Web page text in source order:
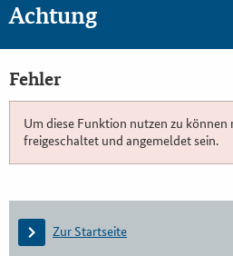
Achtung
Fehler
Um diese Funktion nutzen zu können
freigeschaltet und angemeldet sein.
Zur Startseite